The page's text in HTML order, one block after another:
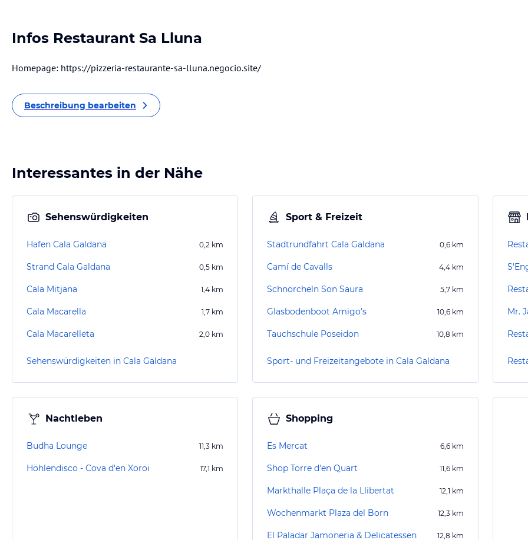
Infos Restaurant Sa Lluna
Homepage: https://pizzeria-restaurante-sa-lluna.negocio.site/
Beschreibung bearbeiten
Interessantes in der Nähe
Sehenswürdigkeiten
Hafen Cala Galdana 0,2 km
Strand Cala Galdana 0,5 km
Cala Mitjana 1,4 km
Cala Macarella 1,7 km
Cala Macarelleta 2,0 km
Sehenswürdigkeiten in Cala Galdana
Sport & Freizeit
Stadtrundfahrt Cala Galdana 0,6 km
Camí de Cavalls 4,4 km
Schnorcheln Son Saura 5,7 km
Glasbodenboot Amigo's 10,6 km
Tauchschule Poseidon 10,8 km
Sport- und Freizeitangebote in Cala Galdana
Mr.
Nachtleben
Budha Lounge 11,3 km
Höhlendisco - Cova d'en Xoroi 17,1 km
Shopping
Es Mercat 6,6 km
Shop Torre d'en Quart 11,6 km
Markthalle Plaça de la Llibertat 12,1 km
Wochenmarkt Plaza del Born 12,3 km
El Paladar Jamoneria & Delicatessen 12,8 km